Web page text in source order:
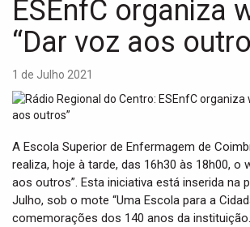
ESEnfC organiza
“Dar voz aos
1 de Julho 2021
A Escola Superior de Enfermagem de
realiza, hoje à tarde, das 16h30 às 18h00, o
aos outros”. Esta iniciativa está inserida na
Julho, sob o mote “Uma Escola para a
comemorações dos 140 anos da instituição.